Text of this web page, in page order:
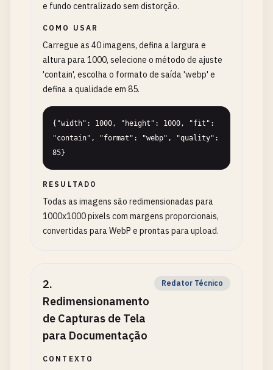
e fundo centralizado sem distorção.
COMO USAR
Carregue as 40 imagens, defina a largura e
altura para 1000, selecione o método de ajuste
'contain', escolha o formato de saída 'webp' e
defina a qualidade em 85.
{"width": 1000, "height": 1000, "fit":
"contain", "format": "webp", "quality":
85}
RESULTADO
Todas as imagens são redimensionadas para
1000x1000 pixels com margens proporcionais,
convertidas para WebP e prontas para upload.
2.
Redimensionamento
de Capturas de Tela
para Documentação
Redator Técnico
CONTEXTO